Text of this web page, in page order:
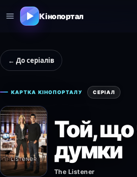
Кінопортал
← До серіалів
КАРТКА КІНОПОРТАЛУ СЕРІАЛ
Той, що
думки
The Listener